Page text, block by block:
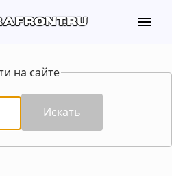
menu
на сайте
Искать